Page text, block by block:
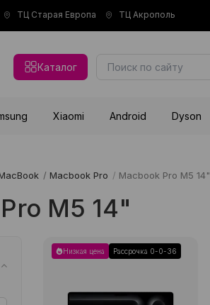
ТЦ Старая Европа ТЦ Акрополь
Каталог
Xiaomi Android Dyson
/ Macbook Pro / Macbook Pro M5 14"
M5 14"
Низкая цена Рассрочка 0-0-36